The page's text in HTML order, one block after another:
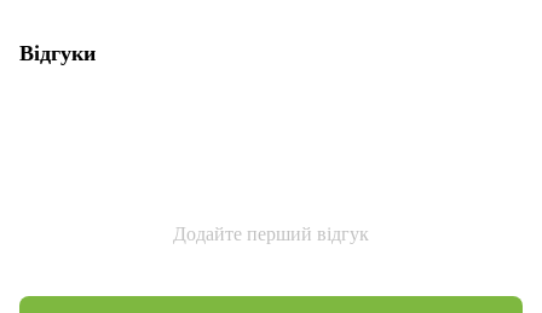
Відгуки
Додайте перший відгук